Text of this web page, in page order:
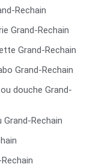
Rechain
Grand-Rechain
Grand-Rechain
Grand-Rechain
douche Grand-
Rechain